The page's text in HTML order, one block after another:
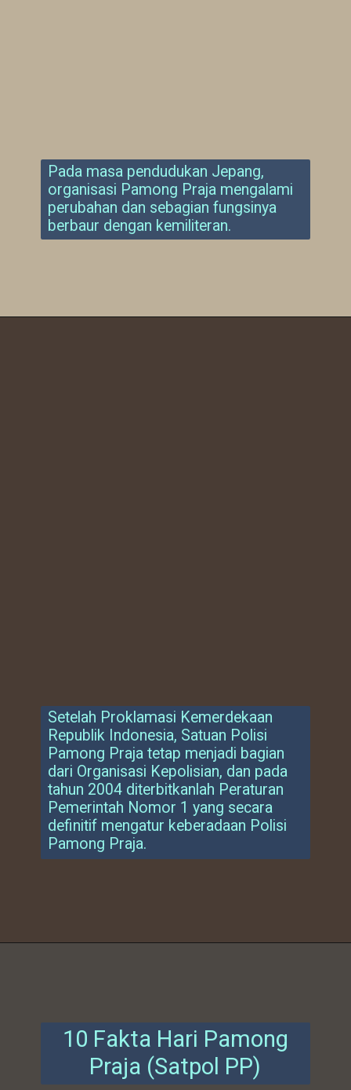
Pada masa pendudukan Jepang,
organisasi Pamong Praja mengalami
perubahan dan sebagian fungsinya
berbaur dengan kemiliteran.
Setelah Proklamasi Kemerdekaan
Republik Indonesia, Satuan Polisi
Pamong Praja tetap menjadi bagian
dari Organisasi Kepolisian, dan pada
tahun 2004 diterbitkanlah Peraturan
Pemerintah Nomor 1 yang secara
definitif mengatur keberadaan Polisi
Pamong Praja.
10 Fakta Hari Pamong
Praja (Satpol PP)